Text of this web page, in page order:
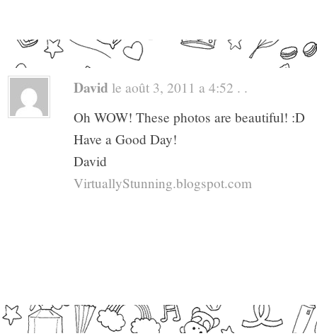
David le août 3, 2011 a 4:52 . .
Oh WOW! These photos are beautiful! :D
Have a Good Day!
David
VirtuallyStunning.blogspot.com